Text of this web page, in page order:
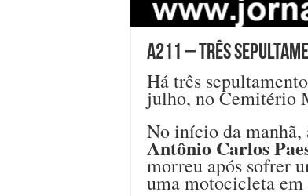
A211 – Três
Há três
julho, no Cemitério
No início da
Antônio Carlos
morreu após sofrer
uma motocicleta em